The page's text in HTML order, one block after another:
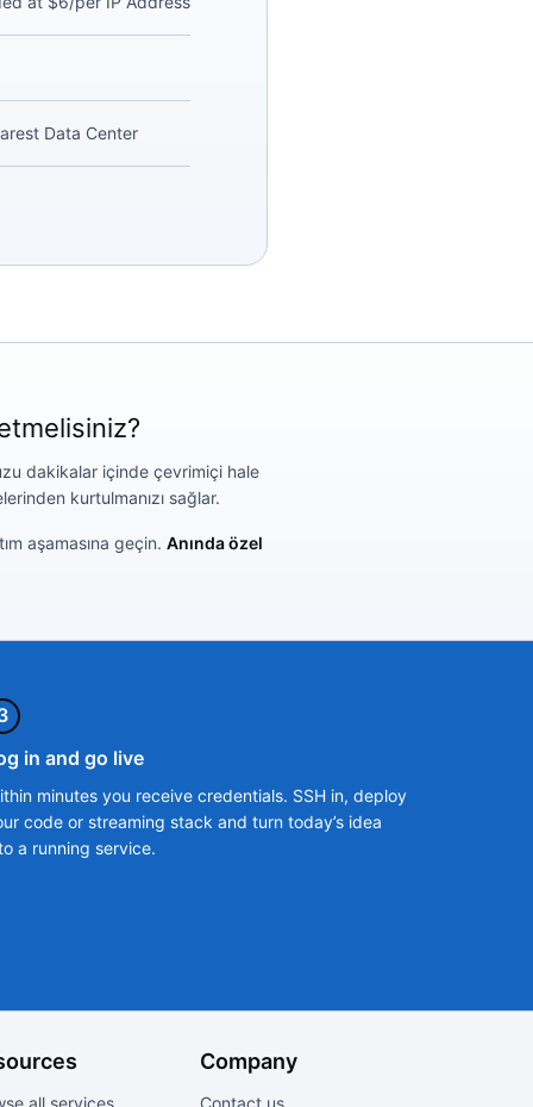
Data Center
dakikalar içinde çevrimiçi hale
kurtulmanızı sağlar.
aşamasına geçin. Anında özel
in and go live
minutes you receive credentials. SSH in, deploy
code or streaming stack and turn today’s idea
a running service.
all services
Company
Contact us